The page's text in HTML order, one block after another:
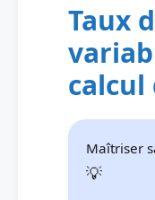
Taux
Maîtriser